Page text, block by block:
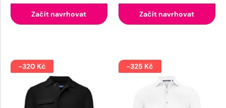
Začít navrhovat Začít navrhovat
-320 Kč -325 Kč